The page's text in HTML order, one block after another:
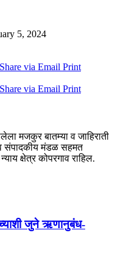
5, 2024
Share via Email Print
Share via Email Print
मजकुर बातम्या व जाहिराती
संपादकीय मंडळ सहमत
क्षेत्र कोपरगाव राहिल.
जुने ऋणानुबंध-